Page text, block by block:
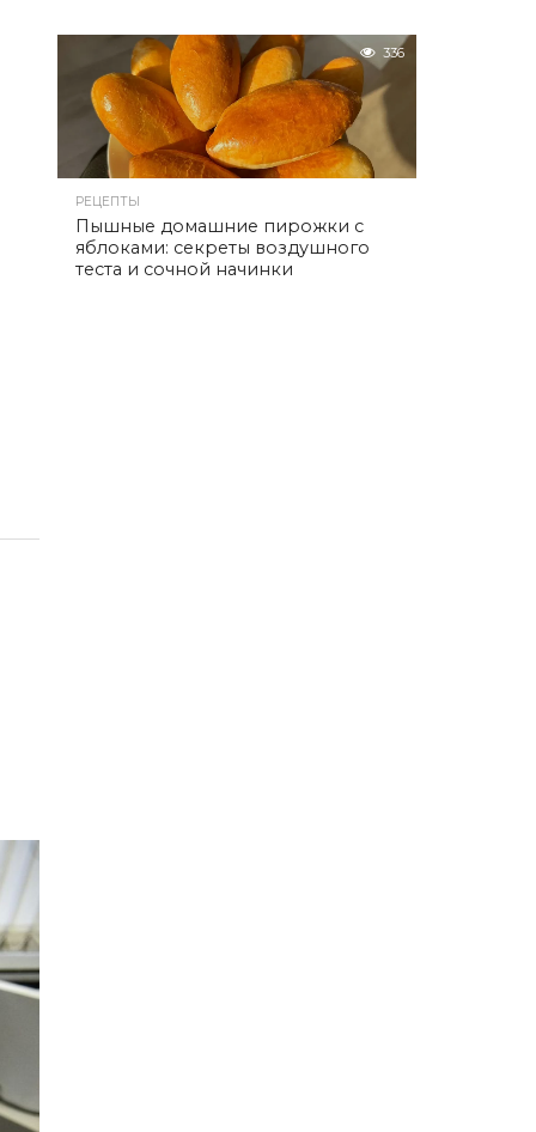
336
РЕЦЕПТЫ
Пышные домашние пирожки с
яблоками: секреты воздушного
теста и сочной начинки